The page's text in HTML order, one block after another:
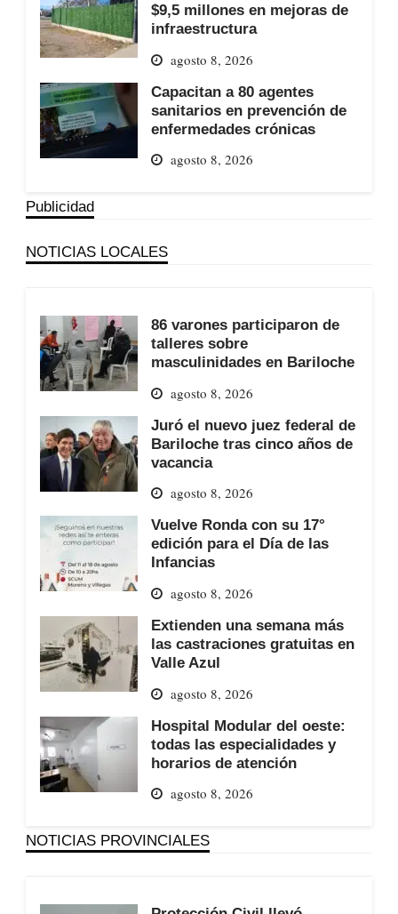
$9,5 millones en mejoras de
infraestructura
agosto 8, 2026
Capacitan a 80 agentes
sanitarios en prevención de
enfermedades crónicas
agosto 8, 2026
Publicidad
NOTICIAS LOCALES
86 varones participaron de
talleres sobre
masculinidades en Bariloche
agosto 8, 2026
Juró el nuevo juez federal de
Bariloche tras cinco años de
vacancia
agosto 8, 2026
Vuelve Ronda con su 17°
edición para el Día de las
Infancias
agosto 8, 2026
Extienden una semana más
las castraciones gratuitas en
Valle Azul
agosto 8, 2026
Hospital Modular del oeste:
todas las especialidades y
horarios de atención
agosto 8, 2026
NOTICIAS PROVINCIALES